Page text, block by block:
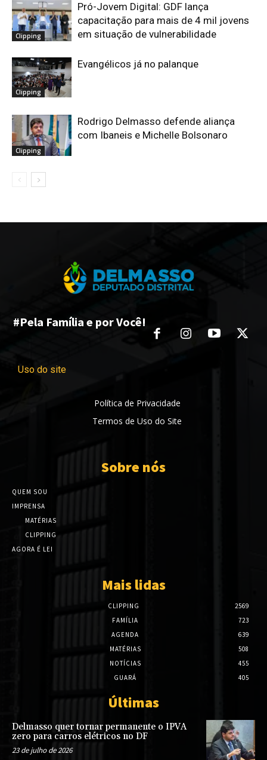
Clipping
Pró-Jovem Digital: GDF lança
capacitação para mais de 4 mil jovens
em situação de vulnerabilidade
Clipping
Evangélicos já no palanque
Clipping
Rodrigo Delmasso defende aliança
com Ibaneis e Michelle Bolsonaro
#Pela Família e por Você!
Uso do site
Política de Privacidade
Termos de Uso do Site
Sobre nós
QUEM SOU
IMPRENSA
MATÉRIAS
CLIPPING
AGORA É LEI
Mais lidas
CLIPPING
2569
FAMÍLIA
723
AGENDA
639
MATÉRIAS
508
NOTÍCIAS
455
GUARÁ
405
Últimas
Delmasso quer tornar permanente o IPVA
zero para carros elétricos no DF
23 de julho de 2026